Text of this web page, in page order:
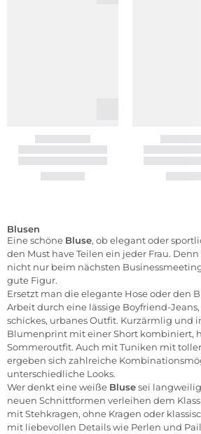
Blusen
Eine schöne Bluse, ob elegant oder
den Must have Teilen ein jeder Frau.
nicht nur beim nächsten
gute Figur.
Ersetzt man die elegante Hose oder den
Arbeit durch eine lässige Boyfriend-
schickes, urbanes Outfit. Kurzärmlig und
Blumenprint mit einer Short kombiniert,
Sommeroutfit. Auch mitTuniken mit
ergeben sich zahlreiche
unterschiedliche Looks.
Wer denkt eine weiße Blusesei
neuen Schnittformen verleihen dem
mit Stehkragen, ohne Kragen oder
mit liebevollen Details wie Perlen und